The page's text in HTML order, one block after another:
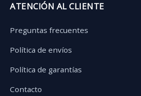
ATENCIÓN AL CLIENTE
Preguntas frecuentes
Política de envíos
Política de garantías
Contacto